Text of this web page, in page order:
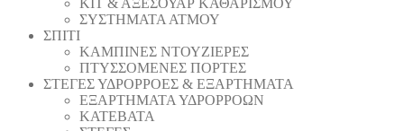
ΣΥΣΤΗΜΑΤΑ ΑΤΜΟΥ
ΣΠΙΤΙ
ΚΑΜΠΙΝΕΣ ΝΤΟΥΖΙΕΡΕΣ
ΠΤΥΣΣΟΜΕΝΕΣ ΠΟΡΤΕΣ
ΣΤΕΓΕΣ ΥΔΡΟΡΡΟΕΣ & ΕΞΑΡΤΗΜΑΤΑ
ΕΞΑΡΤΗΜΑΤΑ ΥΔΡΟΡΡΟΩΝ
ΚΑΤΕΒΑΤΑ